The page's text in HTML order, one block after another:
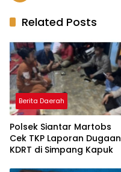
Related Posts
Berita Daerah
Polsek Siantar Martobs
Cek TKP Laporan Dugaan
KDRT di Simpang Kapuk